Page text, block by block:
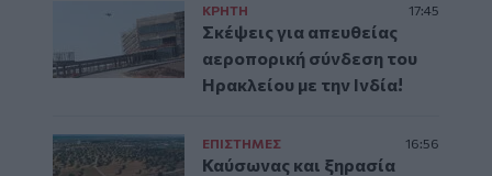
ΚΡΗΤΗ 17:45
Σκέψεις για απευθείας
αεροπορική σύνδεση του
Ηρακλείου με την Ινδία!
ΕΠΙΣΤΗΜΕΣ 16:56
Καύσωνας και ξηρασία